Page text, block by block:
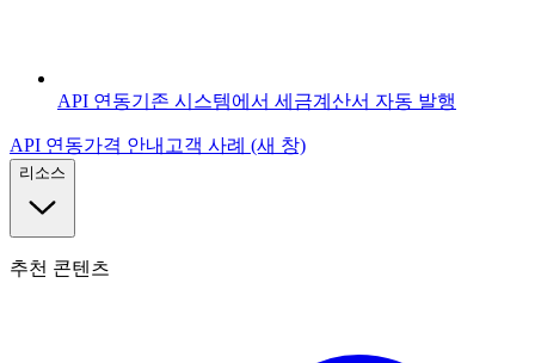
API 연동기존 시스템에서 세금계산서 자동 발행
API 연동가격 안내 고객 사례 (새 창)
리소스
추천 콘텐츠